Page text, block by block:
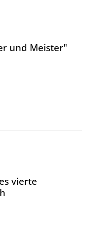
und Meister"
vierte